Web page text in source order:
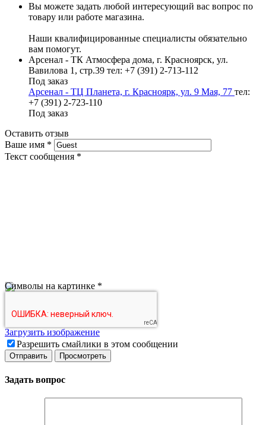
Вы можете задать любой интересующий вас вопрос по
товару или работе магазина.
Наши квалифицированные специалисты обязательно
вам помогут.
Арсенал - ТК Атмосфера дома, г. Красноярск, ул.
Вавилова 1, стр.39 тел: +7 (391) 2-713-112
Под заказ
Арсенал - ТЦ Планета, г. Красноярк, ул. 9 Мая, 77 тел:
+7 (391) 2-723-110
Под заказ
Оставить отзыв
Ваше имя *
Текст сообщения *
Символы на картинке *
Загрузить изображение
Разрешить смайлики в этом сообщении
Задать вопрос